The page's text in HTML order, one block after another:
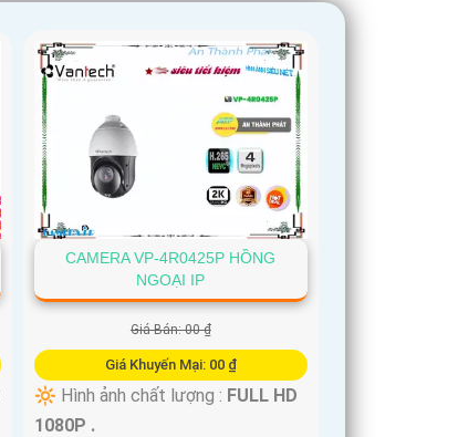
CAMERA VP-4R0425P HỒNG
NGOẠI IP
Giá Bán: 00 ₫
Giá Khuyến Mại: 00 ₫
🔆 Hình ảnh chất lượng : FULL HD
1080P .